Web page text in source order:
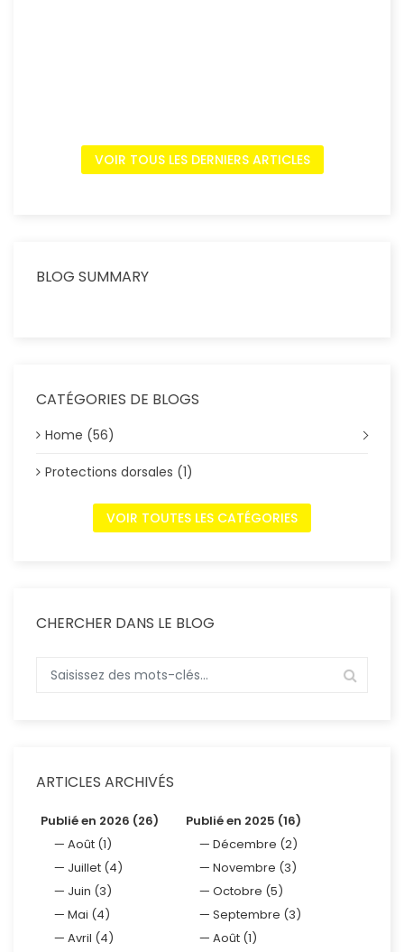
VOIR TOUS LES DERNIERS ARTICLES
BLOG SUMMARY
CATÉGORIES DE BLOGS
Home (56)
Protections dorsales (1)
VOIR TOUTES LES CATÉGORIES
CHERCHER DANS LE BLOG
ARTICLES ARCHIVÉS
Publié en 2026 (26)
Août (1)
Juillet (4)
Juin (3)
Mai (4)
Avril (4)
Publié en 2025 (16)
Décembre (2)
Novembre (3)
Octobre (5)
Septembre (3)
Août (1)